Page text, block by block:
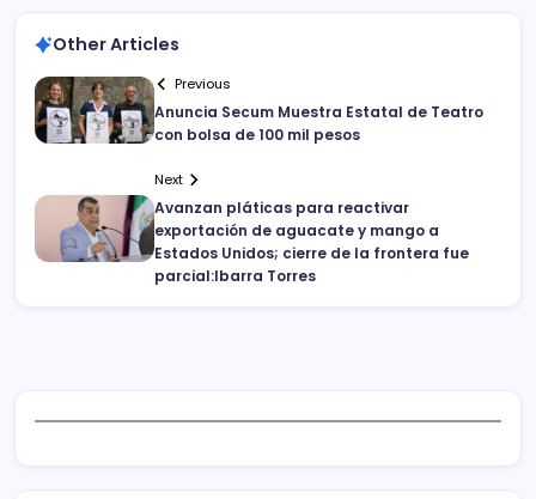
Other Articles
Previous
Anuncia Secum Muestra Estatal de Teatro
con bolsa de 100 mil pesos
Next
Avanzan pláticas para reactivar
exportación de aguacate y mango a
Estados Unidos; cierre de la frontera fue
parcial:Ibarra Torres